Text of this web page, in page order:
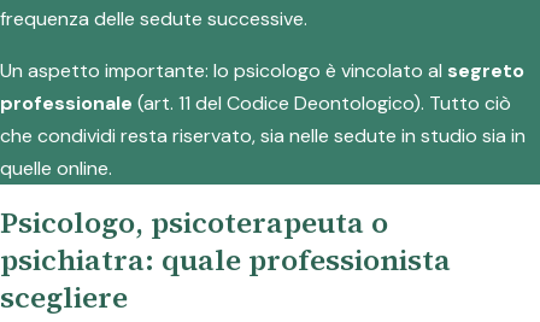
frequenza delle sedute successive.
Un aspetto importante: lo psicologo è vincolato al segreto
professionale (art. 11 del Codice Deontologico). Tutto ciò
che condividi resta riservato, sia nelle sedute in studio sia in
quelle online.
Psicologo, psicoterapeuta o
psichiatra: quale professionista
scegliere